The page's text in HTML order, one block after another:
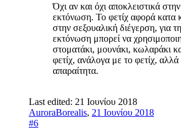
Όχι αν και όχι αποκλειστικά
εκτόνωση. Το φετίχ αφορά κατα
στην σεξουαλική διέγερση, για
εκτόνωση μπορεί να
στοματάκι, μουνάκι, κωλαράκι
φετίχ, ανάλογα με το φετίχ, αλλά
απαραίτητα.
Last edited: 21 Ιουνίου 2018
AuroraBorealis, 21 Ιουνίου 2018
#6